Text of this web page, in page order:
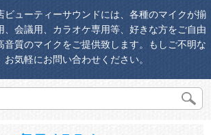
ビューティーサウンドには、各種のマイクが揃
、会議用、カラオケ専用等、好きな方をご自由
音質のマイクをご提供致します。もしご不明な
気軽にお問い合わせください。